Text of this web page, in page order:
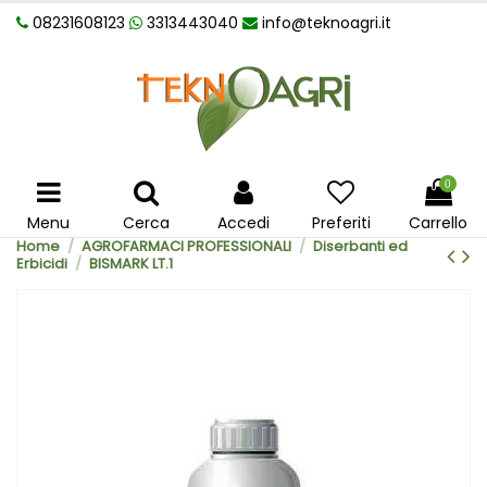
08231608123 3313443040 info@teknoagri.it
Menu Cerca Accedi Preferiti
0
Carrello
Home AGROFARMACI PROFESSIONALI
Diserbanti ed
Erbicidi
BISMARK LT.1